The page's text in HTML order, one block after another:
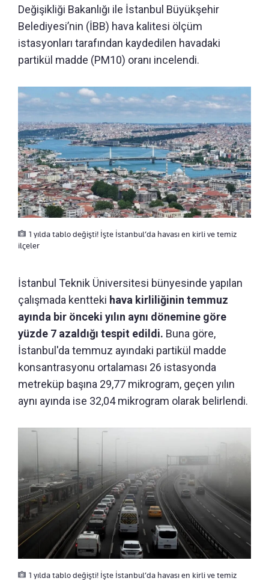
Değişikliği Bakanlığı ile İstanbul Büyükşehir
Belediyesi’nin (İBB) hava kalitesi ölçüm
istasyonları tarafından kaydedilen havadaki
partikül madde (PM10) oranı incelendi.
1 yılda tablo değişti! İşte İstanbul’da havası en kirli ve temiz
ilçeler
İstanbul Teknik Üniversitesi bünyesinde yapılan
çalışmada kentteki hava kirliliğinin temmuz
ayında bir önceki yılın aynı dönemine göre
yüzde 7 azaldığı tespit edildi. Buna göre,
İstanbul'da temmuz ayındaki partikül madde
konsantrasyonu ortalaması 26 istasyonda
metreküp başına 29,77 mikrogram, geçen yılın
aynı ayında ise 32,04 mikrogram olarak belirlendi.
1 yılda tablo değişti! İşte İstanbul’da havası en kirli ve temiz